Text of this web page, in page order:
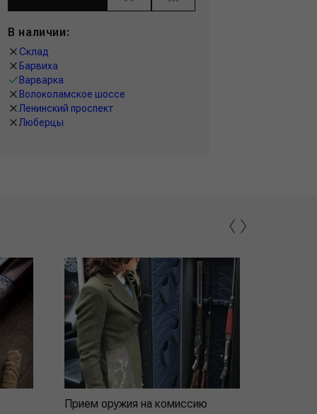
В наличии:
Склад
Барвиха
Варварка
Волоколамское шоссе
Ленинский проспект
Люберцы
Прием оружия на комиссию
‹›